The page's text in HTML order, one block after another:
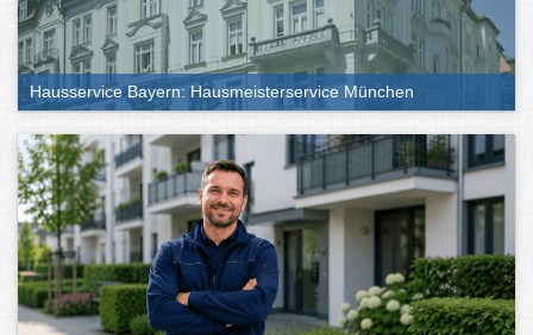
Hausservice Bayern: Hausmeisterservice München